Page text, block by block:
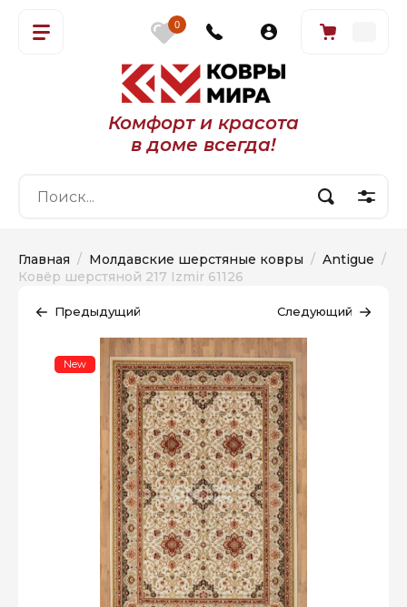
Комфорт и красота
в доме всегда!
0
Главная
  /
Молдавские шерстяные ковры
  /
Antigue
  /
Ковёр шерстяной 217 Izmir 61126
Предыдущий Следующий
New